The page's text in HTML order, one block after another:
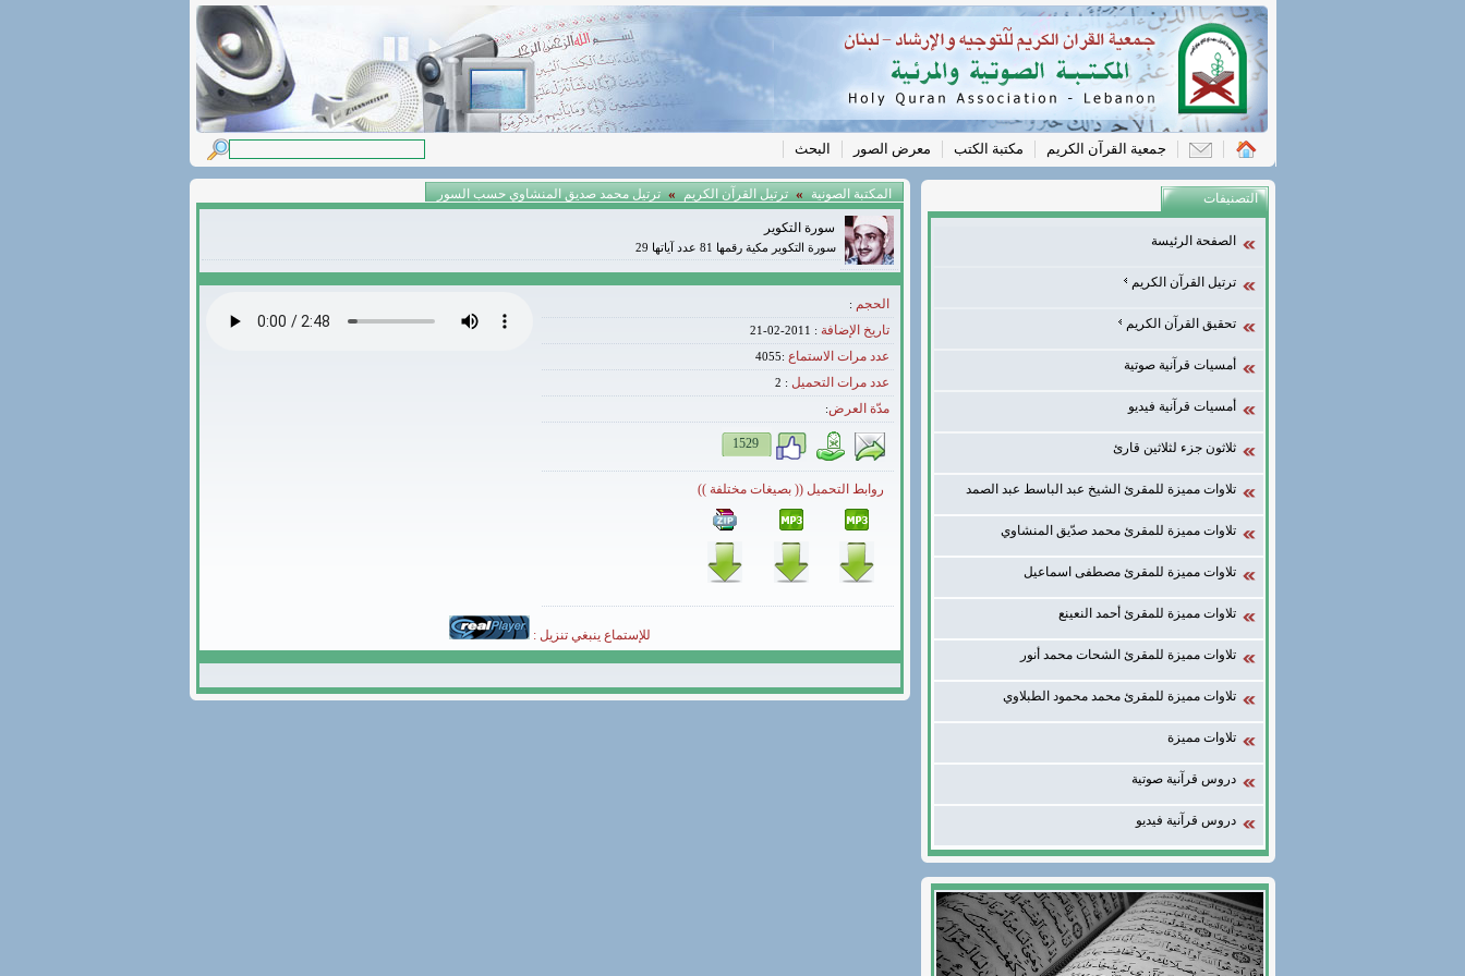
جمعية القرآن الكريم مكتبة الكتب معرض الصور البحث
المكتبة الصونية » ترتيل القرآن الكريم » ترتيل محمد صديق المنشاوي حسب السور
سورة التكوير
سورة التكوير مكية رقمها 81 عدد آياتها 29
الحجم :
تاريخ الإضافة : 2011-02-21
عدد مرات الاستماع :4055
عدد مرات التحميل :
2
مدّة العرض:
1529
روابط التحميل (( بصيغات مختلفة ))
للإستماع ينبغي تنزيل :
التصنيفات
الصفحة الرئيسة
ترتيل القرآن الكريم
تحقيق القرآن الكريم
أمسيات قرآنية صوتية
أمسيات قرآنية فيديو
ثلاثون جزء لثلاثين قارئ
تلاوات مميزة للمقرئ الشيخ عبد الباسط عبد الصمد
تلاوات مميزة للمقرئ محمد صدّيق المنشاوي
تلاوات مميزة للمقرئ مصطفى اسماعيل
تلاوات مميزة للمقرئ أحمد النعينع
تلاوات مميزة للمقرئ الشحات محمد أنور
تلاوات مميزة للمقرئ محمد محمود الطبلاوي
تلاوات مميزة
دروس قرآنية صوتية
دروس قرآنية فيديو